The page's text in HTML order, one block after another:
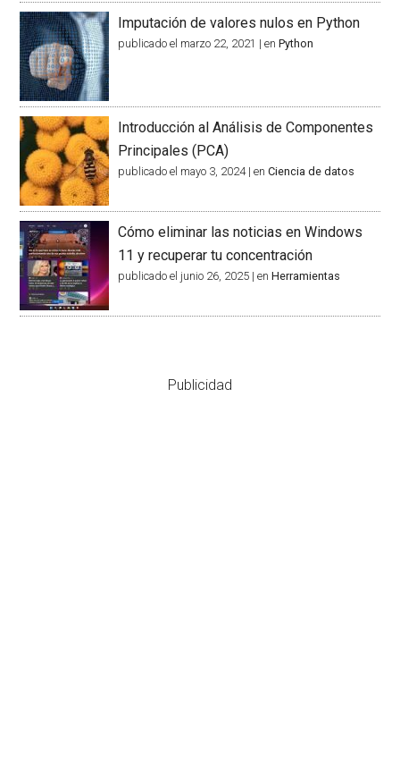
Imputación de valores nulos en Python
publicado el marzo 22, 2021 |enPython
Introducción al Análisis de Componentes
Principales (PCA)
publicado el mayo 3, 2024|enCiencia de datos
Cómo eliminar las noticias en Windows
11 y recuperar tu concentración
publicado el junio 26, 2025 |enHerramientas
Publicidad